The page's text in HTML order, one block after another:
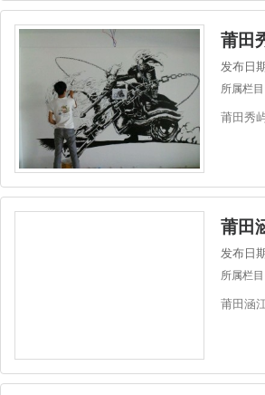
莆田
发布日
所属栏目
莆田秀
莆田
发布日
所属栏目
莆田涵